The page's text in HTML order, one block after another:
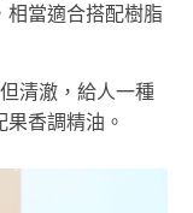
相當適合搭配樹脂
清澈，給人一種
香調精油。